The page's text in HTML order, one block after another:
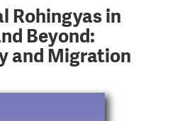
Rohingyas in
Beyond:
and Migration